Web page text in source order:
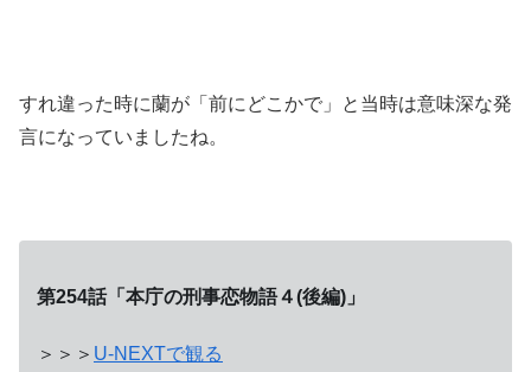
すれ違った時に蘭が「前にどこかで」と当時は意味深な発
言になっていましたね。
第254話「本庁の刑事恋物語４(後編)」
＞＞＞ U-NEXTで観る